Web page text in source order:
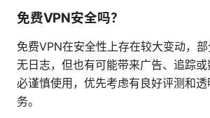
免费VPN安全吗？
免费VPN在安全性上存在较大变动，
无日志，但也有可能带来广告、追踪
必谨慎使用，优先考虑有良好评测和
务。